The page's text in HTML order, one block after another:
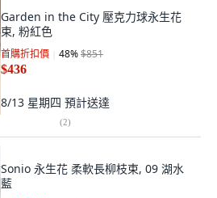
Garden in the City 壓克力球永生花
束, 粉紅色
首購折扣價 48%$851
$436
8/13 星期四 預計送達
(2)
Sonio 永生花 柔軟長柳枝束, 09 湖水
藍